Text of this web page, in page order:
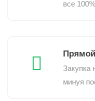
все 100%
Закупка
минуя